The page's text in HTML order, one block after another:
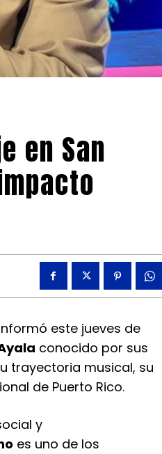
en San
este jueves de
conocido por sus
trayectoria musical, su
de Puerto Rico.
y
es uno de los